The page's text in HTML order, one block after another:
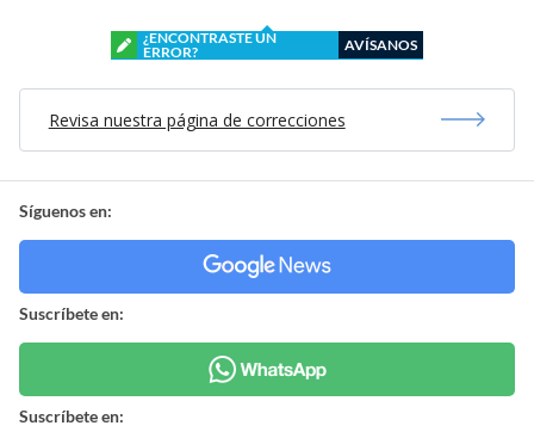
¿ENCONTRASTE UN
ERROR?
AVÍSANOS
Revisa nuestra página de correcciones
Síguenos en:
Suscríbete en:
Suscríbete en: